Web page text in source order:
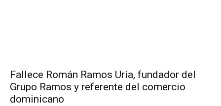
Fallece Román Ramos Uría, fundador del
Grupo Ramos y referente del comercio
dominicano